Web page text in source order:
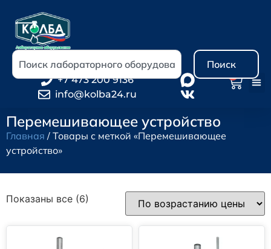
Поиск
+7 473 200 9136
info@kolba24.ru
Перемешивающее устройство
Главная / Товары с меткой «Перемешивающее
устройство»
Показаны все (6)